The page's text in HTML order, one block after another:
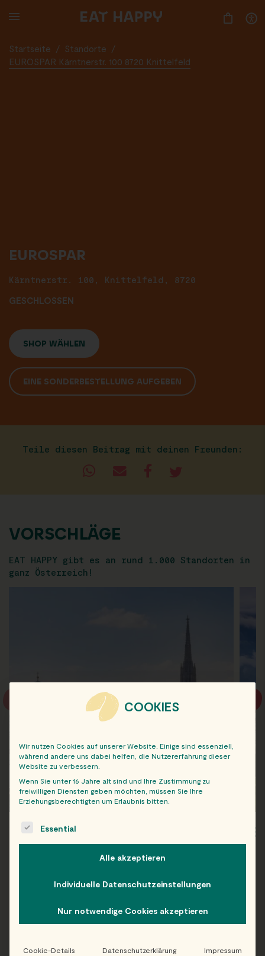
TO
Startseite / Standorte
/
EUROSPAR Kärntnerstr. 100 8720 Knittelfeld
EUROSPAR
Kärntnerstr. 100, Knittelfeld, 8720
GESCHLOSSEN
SHOP WÄHLEN
EINE SONDERBESTELLUNG AUFGEBEN
Teile diesen Beitrag mit deinen Freunden:
VORSCHLÄGE
EAT HAPPY gibt es an rund 1.000 Standorten in
ganz Österreich!
WIEN
Folge uns auf Instagram!
COOKIES
Wir nutzen Cookies auf unserer Website. Einige sind essenziell,
während andere uns dabei helfen, die Nutzererfahrung dieser
Website zu verbessern.
Wenn Sie unter 16 Jahre alt sind und Ihre Zustimmung zu
freiwilligen Diensten geben möchten, müssen Sie Ihre
Erziehungsberechtigten um Erlaubnis bitten.
The following is a list of service groups for which consent
Essential
Alle akzeptieren
Individuelle Datenschutzeinstellungen
Nur notwendige Cookies akzeptieren
Cookie-Details Datenschutzerklärung Impressum